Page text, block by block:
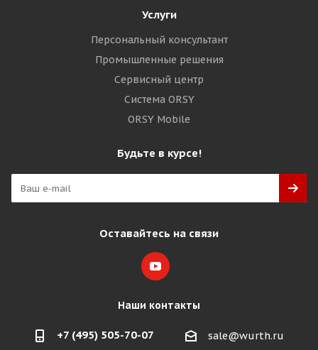
Услуги
Персональный консультант
Промышленные решения
Сервисный центр
Система ORSY
ORSY Mobile
Будьте в курсе!
Оставайтесь на связи
Наши контакты
+7 (495) 505-70-07 sale@wurth.ru